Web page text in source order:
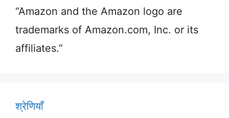
“Amazon and the Amazon logo are
trademarks of Amazon.com, Inc. or its
affiliates.”
श्रेणियाँ